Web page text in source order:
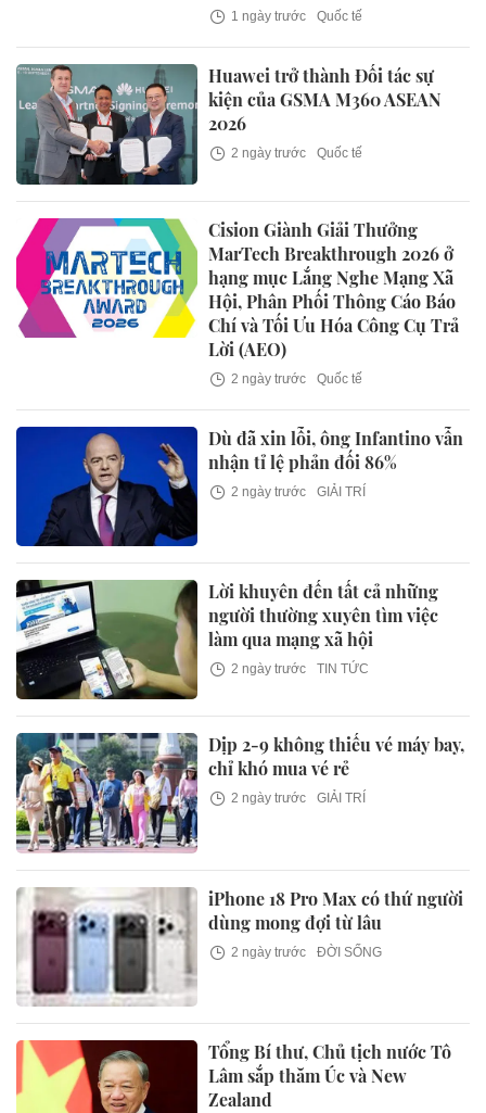
1 ngày trước Quốc tế
Huawei trở thành Đối tác sự
kiện của GSMA M360 ASEAN
2026
2 ngày trước Quốc tế
Cision Giành Giải Thưởng
MarTech Breakthrough 2026 ở
hạng mục Lắng Nghe Mạng Xã
Hội, Phân Phối Thông Cáo Báo
Chí và Tối Ưu Hóa Công Cụ Trả
Lời (AEO)
2 ngày trước Quốc tế
Dù đã xin lỗi, ông Infantino vẫn
nhận tỉ lệ phản đối 86%
2 ngày trước GIẢI TRÍ
Lời khuyên đến tất cả những
người thường xuyên tìm việc
làm qua mạng xã hội
2 ngày trước TIN TỨC
Dịp 2-9 không thiếu vé máy bay,
chỉ khó mua vé rẻ
2 ngày trước GIẢI TRÍ
iPhone 18 Pro Max có thứ người
dùng mong đợi từ lâu
2 ngày trước ĐỜI SỐNG
Tổng Bí thư, Chủ tịch nước Tô
Lâm sắp thăm Úc và New
Zealand